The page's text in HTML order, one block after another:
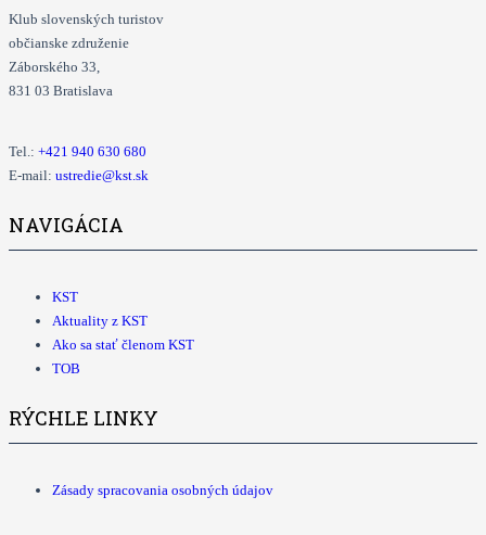
Klub slovenských turistov
občianske združenie
Záborského 33,
831 03 Bratislava
Tel.: +421 940 630 680
E-mail: ustredie@kst.sk
NAVIGÁCIA
KST
Aktuality z KST
Ako sa stať členom KST
TOB
RÝCHLE LINKY
Zásady spracovania osobných údajov